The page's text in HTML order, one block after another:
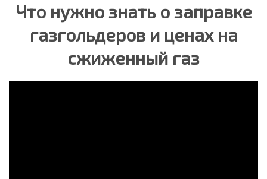
Что нужно знать о заправке
газгольдеров и ценах на
сжиженный газ